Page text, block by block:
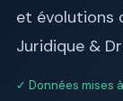
et évolutions
Juridique &
✓ Données mises